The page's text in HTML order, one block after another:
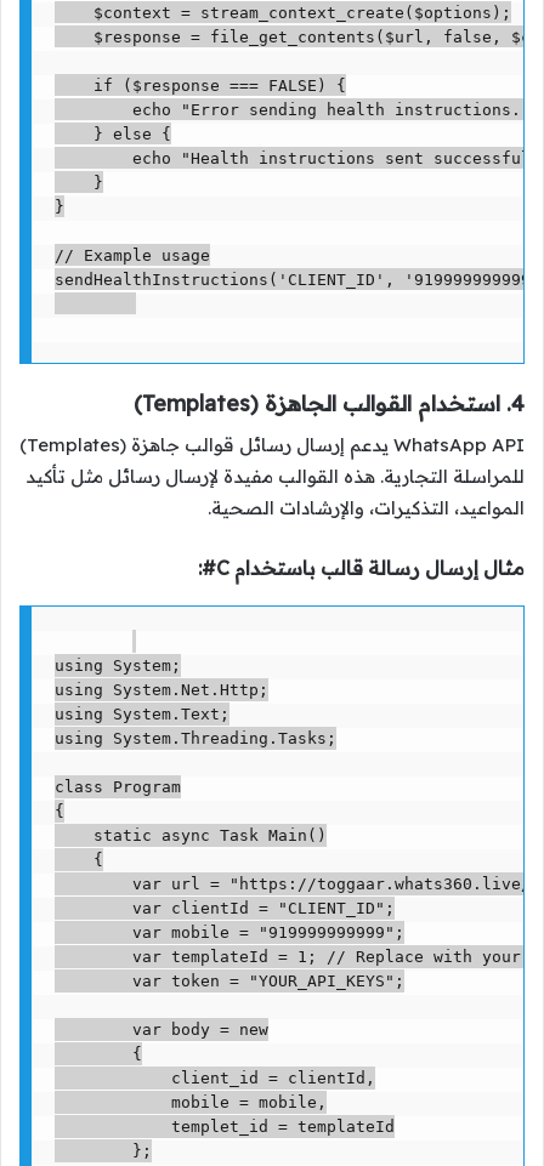
    $context = stream_context_create($options);
$response = file_get_contents($url, false,
    if ($response === FALSE) {
        echo "Error sending health instructions.";
    } else {
echo "Health instructions sent
    }
}
// Example usage
sendHealthInstructions('CLIENT_ID',
4. استخدام القوالب الجاهزة (Templates)
WhatsApp API يدعم إرسال رسائل قوالب جاهزة (Templates)
للمراسلة التجارية. هذه القوالب مفيدة لإرسال رسائل مثل تأكيد
المواعيد، التذكيرات، والإرشادات الصحية.
مثال إرسال رسالة قالب باستخدام C#:
using System;
using System.Net.Http;
using System.Text;
using System.Threading.Tasks;
class Program
{
    static async Task Main()
    {
var url = "https://toggaar.whats360.live/
        var clientId = "CLIENT_ID";
        var mobile = "919999999999";
var templateId = 1; // Replace with your
        var token = "YOUR_API_KEYS";
        var body = new
        {
            client_id = clientId,
            mobile = mobile,
            templet_id = templateId
        };